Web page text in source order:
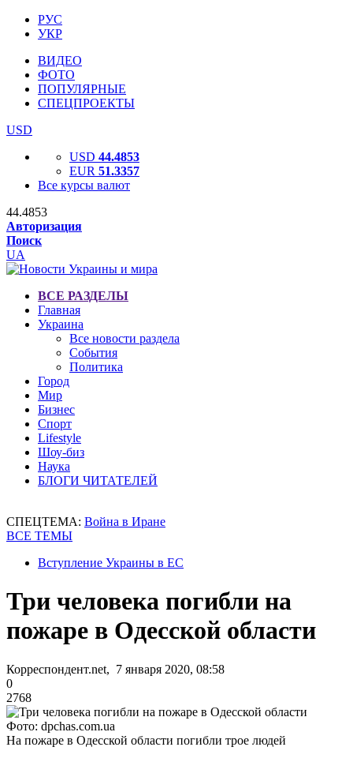
РУС
УКР
ВИДЕО
ФОТО
ПОПУЛЯРНЫЕ
СПЕЦПРОЕКТЫ
USD
USD 44.4853
EUR 51.3357
Все курсы валют
44.4853
Авторизация
Поиск
UA
ВСЕ РАЗДЕЛЫ
Главная
Украина
Все новости раздела
События
Политика
Город
Мир
Бизнес
Спорт
Lifestyle
Шоу-биз
Наука
БЛОГИ ЧИТАТЕЛЕЙ
СПЕЦТЕМА: Война в Иране
ВСЕ ТЕМЫ
Вступление Украины в ЕС
Три человека погибли на
пожаре в Одесской области
Корреспондент.net, 7 января 2020, 08:58
0
2768
Фото: dpchas.com.ua
На пожаре в Одесской области погибли трое людей